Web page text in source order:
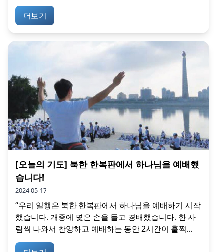
더보기
[오늘의 기도] 북한 한복판에서 하나님을 예배했
습니다!
2024-05-17
“우리 일행은 북한 한복판에서 하나님을 예배하기 시작
했습니다. 개중에 몇은 손을 들고 경배했습니다. 한 사
람씩 나와서 찬양하고 예배하는 동안 2시간이 훌쩍...